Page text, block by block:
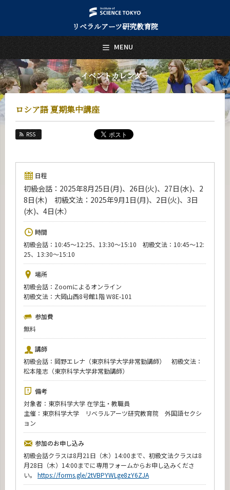
リベラルアーツ研究教育院
イベントカレンダー
ロシア語 夏期集中講座
RSS
日程
初級会話：2025年8月25日(月)、26日(火)、27日(水)、2
8日(木) 初級文法：2025年9月1日(月)、2日(火)、3日
(水)、4日(木）
時間
初級会話：10:45～12:25、13:30～15:10 初級文法：10:45～12:
25、13:30～15:10
場所
初級会話：Zoomによるオンライン
初級文法：大岡山西8号館1階 W8E-101
参加費
無料
講師
初級会話：岡野エレナ（東京科学大学非常勤講師） 初級文法：
松本隆志（東京科学大学非常勤講師）
備考
対象者：東京科学大学 在学生・教職員
主催：東京科学大学 リベラルアーツ研究教育院 外国語セクシ
ョン
参加のお申し込み
初級会話クラスは8月21日（木）14:00まで、初級文法クラスは8
月28日（木）14:00までに専用フォームからお申し込みくださ
い。 https://forms.gle/2tVBPYWLge8zY6ZJA
MENU
日本語 English
トップページ
Top Page
リベラルアーツ研究教育院について
About Us
教育
Education
活動紹介
Activities
教員紹介
faculty
リベラルアーツ研究教育院 News
News
イベントカレンダー
Event Calendar
今後のイベント
年別アーカイブ